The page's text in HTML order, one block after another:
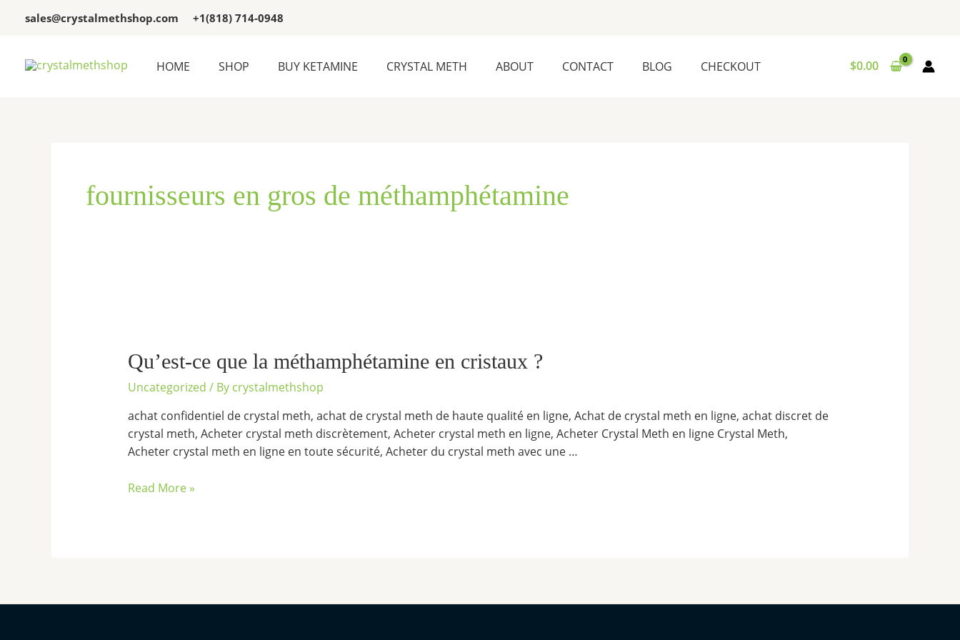
sales@crystalmethshop.com +1(818) 714-0948
HOME SHOP BUY KETAMINE CRYSTAL METH ABOUT CONTACT BLOG CHECKOUT $0.00
fournisseurs en gros de méthamphétamine
Qu’est-ce que la méthamphétamine en cristaux ?
Uncategorized / By crystalmethshop
achat confidentiel de crystal meth, achat de crystal meth de haute qualité en ligne, Achat de crystal meth en ligne, achat discret de
crystal meth, Acheter crystal meth discrètement, Acheter crystal meth en ligne, Acheter Crystal Meth en ligne Crystal Meth,
Acheter crystal meth en ligne en toute sécurité, Acheter du crystal meth avec une …
que
la
méthamphétamine
cristaux
?
Read More »